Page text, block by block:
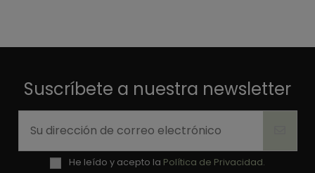
Suscríbete a nuestra newsletter
He leído y acepto la Política de Privacidad.